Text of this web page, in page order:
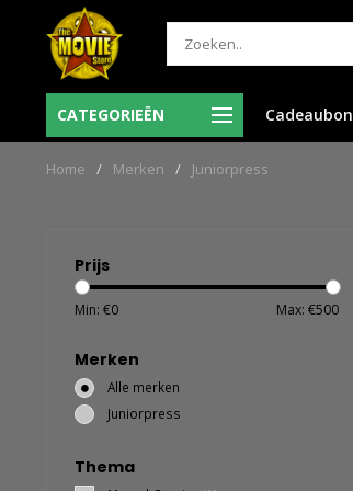
CATEGORIEËN Cadeaubon
Ma-Vr voor 12:00 uur besteld = de volgende
werkdag in huis!
Home / Merken / Juniorpress
Prijs
Min: €0 Max: €500
Merken
Alle merken
Juniorpress
Thema